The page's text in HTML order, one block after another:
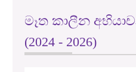
මෑත කාලීන
(2024 - 2026)